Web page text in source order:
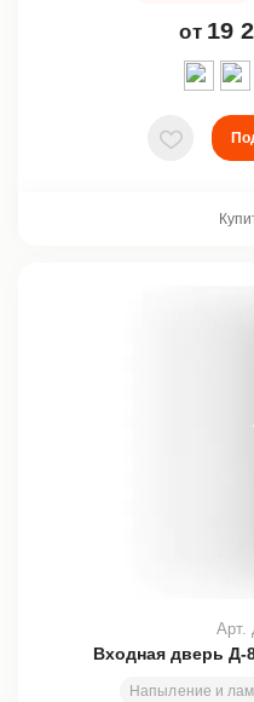
от 19
В
Входная дверь Д-
Напыление и
Арт.